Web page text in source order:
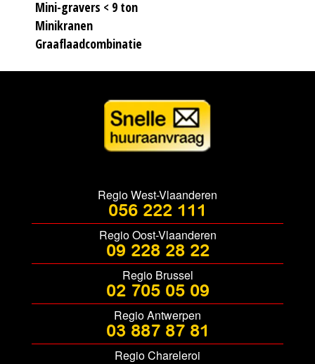
Mini-gravers < 9 ton
Minikranen
Graaflaadcombinatie
Regio West-Vlaanderen
056 222 111
Regio Oost-Vlaanderen
09 228 28 22
Regio Brussel
02 705 05 09
Regio Antwerpen
03 887 87 81
Regio Chareleroi